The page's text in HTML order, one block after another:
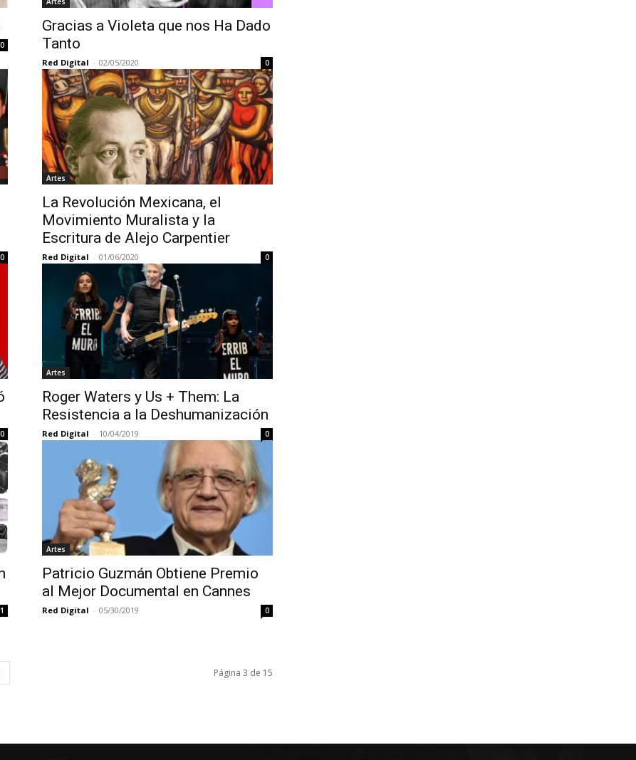
0
Gracias a Violeta que nos Ha Dado
Tanto
Red Digital - 02/05/2020 0
0
Artes
La Revolución Mexicana, el
Movimiento Muralista y la
Escritura de Alejo Carpentier
Red Digital - 01/06/2020 0
0
Artes
Roger Waters y Us + Them: La
Resistencia a la Deshumanización
Red Digital - 10/04/2019 0
1
Artes
Patricio Guzmán Obtiene Premio
al Mejor Documental en Cannes
Red Digital - 05/30/2019 0
Página 3 de 15